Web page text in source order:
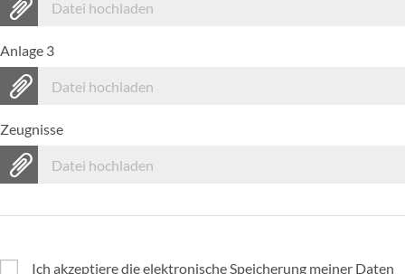
Datei hochladen
Anlage 3
Datei hochladen
Zeugnisse
Datei hochladen
Ich akzeptiere die elektronische Speicherung meiner Daten